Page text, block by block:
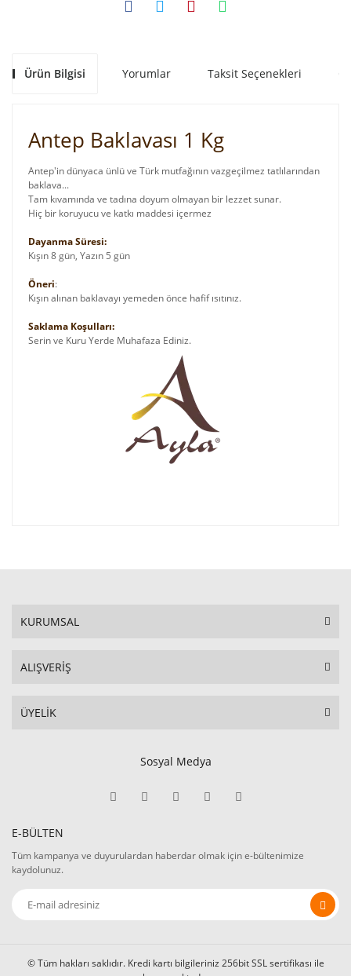
Ürün Bilgisi Yorumlar Taksit Seçenekleri
Antep Baklavası 1 Kg
Antep'in dünyaca ünlü ve Türk mutfağının vazgeçilmez tatlılarından
baklava...
Tam kıvamında ve tadına doyum olmayan bir lezzet sunar.
Hiç bir koruyucu ve katkı maddesi içermez
Dayanma Süresi:
Kışın 8 gün, Yazın 5 gün
Öneri:
Kışın alınan baklavayı yemeden önce hafif ısıtınız.
Saklama Koşulları:
Serin ve Kuru Yerde Muhafaza Ediniz.
KURUMSAL
ALIŞVERİŞ
ÜYELİK
Sosyal Medya
E-BÜLTEN
Tüm kampanya ve duyurulardan haberdar olmak için e-bültenimize
kaydolunuz.
© Tüm hakları saklıdır. Kredi kartı bilgileriniz 256bit SSL sertifikası ile